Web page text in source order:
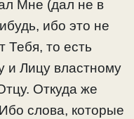
Мне (дал не в
ибо это не
Тебя, то есть
и Лицу властному
Откуда же
слова, которые